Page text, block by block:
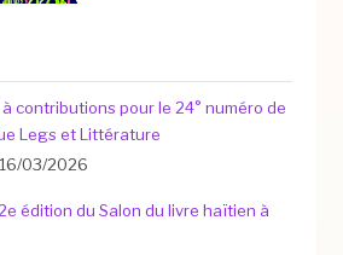
contributions pour le 24° numéro de
Legs et Littérature
03/2026
édition du Salon du livre haïtien à